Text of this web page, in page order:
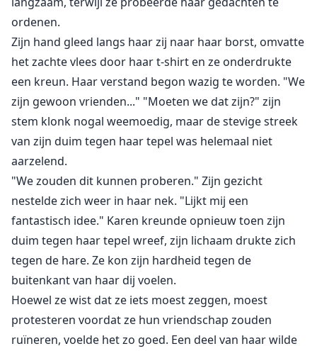
ordenen.
Zijn hand gleed langs haar zij naar haar borst, omvatte
het zachte vlees door haar t-shirt en ze onderdrukte
een kreun. Haar verstand begon wazig te worden. "We
zijn gewoon vrienden..." "Moeten we dat zijn?" zijn
stem klonk nogal weemoedig, maar de stevige streek
van zijn duim tegen haar tepel was helemaal niet
aarzelend.
"We zouden dit kunnen proberen." Zijn gezicht
nestelde zich weer in haar nek. "Lijkt mij een
fantastisch idee." Karen kreunde opnieuw toen zijn
duim tegen haar tepel wreef, zijn lichaam drukte zich
tegen de hare. Ze kon zijn hardheid tegen de
buitenkant van haar dij voelen.
Hoewel ze wist dat ze iets moest zeggen, moest
protesteren voordat ze hun vriendschap zouden
ruïneren, voelde het zo goed. Een deel van haar wilde